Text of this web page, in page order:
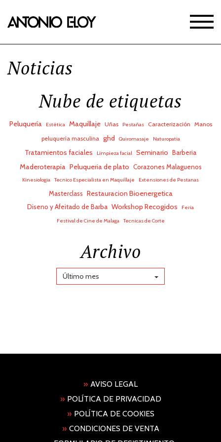
Noticias
Nube de etiquetas
Peluquería Estética Maquillaje Uñas Pestañas Caracterización Manos
peluquería masculina ghd Quiromasaje Naturopatia
Tratamientos faciales Limpieza facial Seminario Barberia
Maderoterapia Peluqueria de plato Corazones Malaguenos
Kinesiologia Tecnico Especialista en Maquillaje Extensiones de Pestanas
Masterclass Restauracion Bioenergetica
Diseno y Afeitado de Barba Workshop Recogidos Feria
Festival de Cine de Malaga Tecnicas de Corte
Archivo
Último mes
» AVISO LEGAL
» POLÍTICA DE PRIVACIDAD
» POLÍTICA DE COOKIES
» CONDICIONES DE VENTA